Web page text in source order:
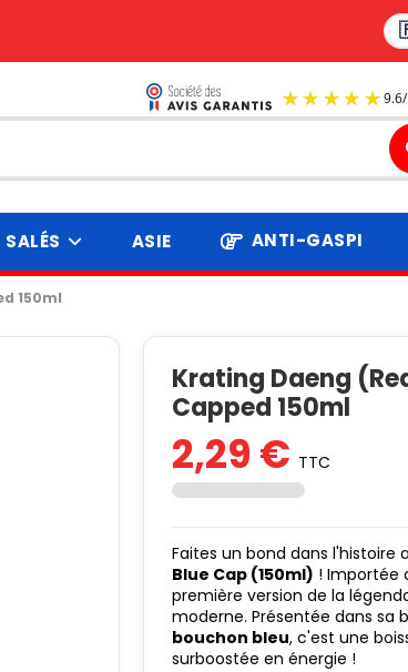
SALÉS ASIE ANTI-GASPI
150ml
Krating Daeng
Capped 150ml
2,29 € TTC
Faites un bond dans l'histoire
Blue Cap (150ml) ! Importée
première version de la
moderne. Présentée dans sa
bouchon bleu, c'est une
surboostée en énergie !